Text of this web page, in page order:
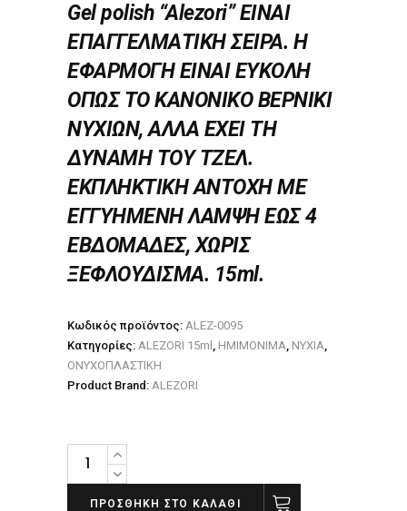
Gel polish “Alezori” ΕΙΝΑΙ
ΕΠΑΓΓΕΛΜΑΤΙΚΗ ΣΕΙΡΑ. Η
ΕΦΑΡΜΟΓΗ ΕΙΝΑΙ ΕΥΚΟΛΗ
ΟΠΩΣ ΤΟ ΚΑΝΟΝΙΚΟ ΒΕΡΝΙΚΙ
ΝΥΧΙΩΝ, ΑΛΛΑ ΕΧΕΙ ΤΗ
ΔΥΝΑΜΗ ΤΟΥ ΤΖΕΛ.
ΕΚΠΛΗΚΤΙΚΗ ΑΝΤΟΧΗ ΜΕ
ΕΓΓΥΗΜΕΝΗ ΛΑΜΨΗ ΕΩΣ 4
ΕΒΔΟΜΑΔΕΣ, ΧΩΡΙΣ
ΞΕΦΛΟΥΔΙΣΜΑ. 15ml.
Κωδικός προϊόντος: ALEZ-0095
Κατηγορίες: ALEZORI 15ml , ΗΜΙΜΟΝΙΜΑ, ΝΥΧΙΑ,
ΟΝΥΧΟΠΛΑΣΤΙΚΗ
Product Brand: ALEZORI
Alezori
polishΠΡΟΣΘΉΚΗ ΣΤΟ ΚΑΛΆΘΙ